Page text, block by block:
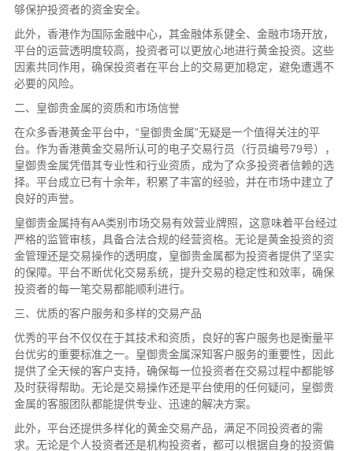
够保护投资者的资金安全。
此外，香港作为国际金融中心，其金融体系健全、金融市场开放，
平台的运营透明度较高，投资者可以更放心地进行黄金投资。这些
因素共同作用，确保投资者在平台上的交易更加稳定，避免遭遇不
必要的风险。
二、皇御贵金属的资质和市场信誉
在众多香港黄金平台中，“皇御贵金属”无疑是一个值得关注的平
台。作为香港黄金交易所认可的电子交易行员（行员编号79号），
皇御贵金属凭借其专业性和行业资质，成为了众多投资者信赖的选
择。平台成立已有十余年，积累了丰富的经验，并在市场中建立了
良好的声誉。
皇御贵金属持有AA类别市场交易有效营业牌照，这意味着平台经过
严格的监管审核，具备合法合规的经营资格。无论是黄金投资的资
金管理还是交易操作的透明度，皇御贵金属都为投资者提供了坚实
的保障。平台不断优化交易系统，提升交易的稳定性和效率，确保
投资者的每一笔交易都能顺利进行。
三、优质的客户服务和多样的交易产品
优秀的平台不仅仅在于其技术和资质，良好的客户服务也是衡量平
台优劣的重要标准之一。皇御贵金属深知客户服务的重要性，因此
提供了全天候的客户支持，确保每一位投资者在交易过程中都能够
及时获得帮助。无论是交易操作还是平台使用的任何疑问，皇御贵
金属的客服团队都能提供专业、迅速的解决方案。
此外，平台还提供多样化的黄金交易产品，满足不同投资者的需
求。无论是个人投资者还是机构投资者，都可以根据自身的投资偏